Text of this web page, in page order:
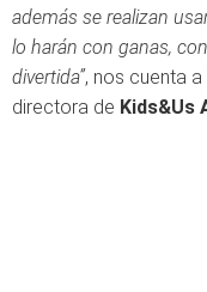
además se realizan
lo harán con ganas,
divertida”, nos cuenta
directora de Kids&Us